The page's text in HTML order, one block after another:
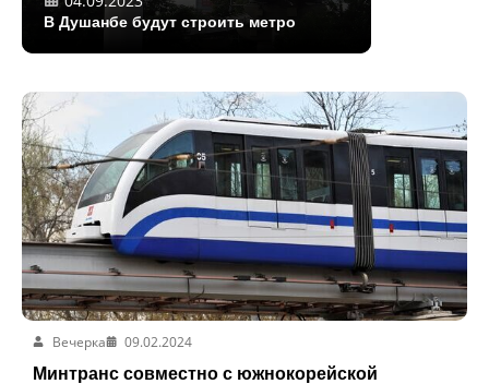
В Душанбе будут строить метро
Вечерка
09.02.2024
Минтранс совместно с южнокорейской